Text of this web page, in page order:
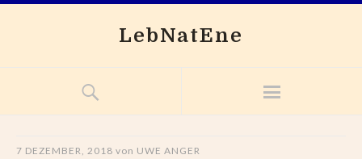
LebNatEne
7 DEZEMBER, 2018 von UWE ANGER